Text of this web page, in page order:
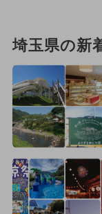
埼玉県の新